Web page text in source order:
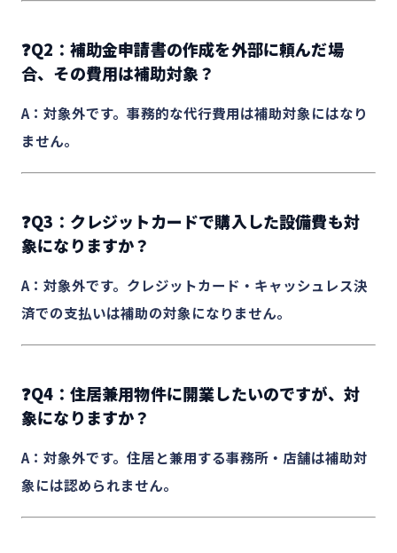
❓Q2：補助金申請書の作成を外部に頼んだ場
合、その費用は補助対象？
A：対象外です。事務的な代行費用は補助対象にはなり
ません。
❓Q3：クレジットカードで購入した設備費も対
象になりますか？
A：対象外です。クレジットカード・キャッシュレス決
済での支払いは補助の対象になりません。
❓Q4：住居兼用物件に開業したいのですが、対
象になりますか？
A：対象外です。住居と兼用する事務所・店舗は補助対
象には認められません。